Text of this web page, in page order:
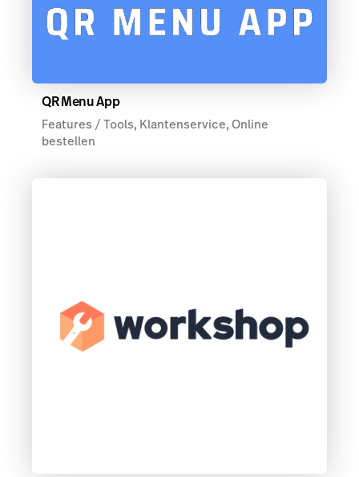
QR Menu App
Features / Tools, Klantenservice, Online
bestellen